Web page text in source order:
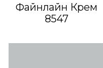
Файнлайн Крем
8547